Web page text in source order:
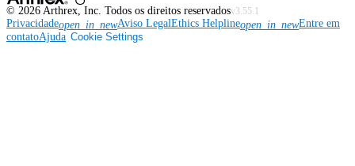
© 2026 Arthrex, Inc. Todos os direitos reservadosv3.55.1
Privacidadeopen_in_newAviso LegalEthics Helplineopen_in_newEntre em
contatoAjuda Cookie Settings